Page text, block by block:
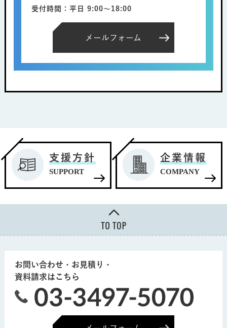
受付時間：平日 9:00～18:00
メールフォーム
支援方針
SUPPORT
企業情報
COMPANY
お問い合わせ・お見積り・
資料請求はこちら